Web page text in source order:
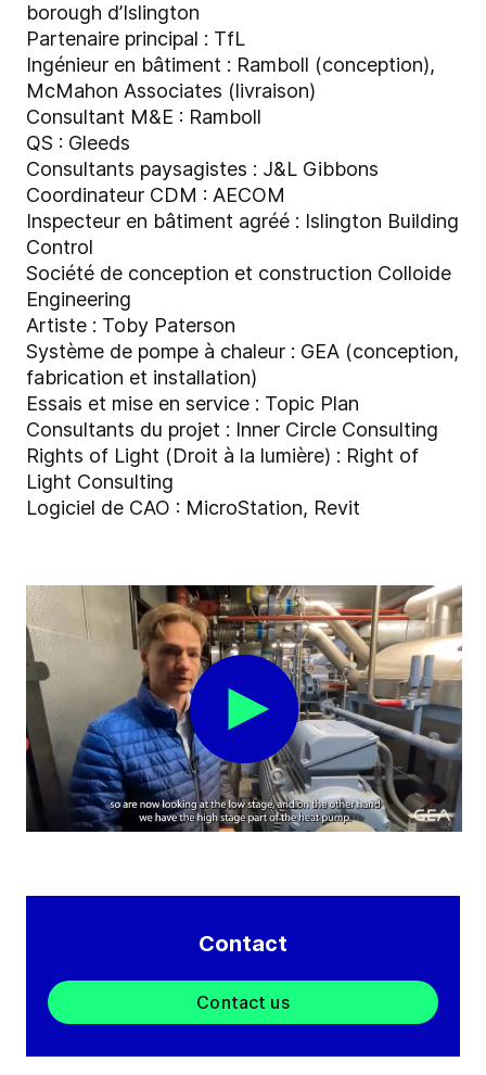
borough d’Islington
Partenaire principal : TfL
Ingénieur en bâtiment : Ramboll (conception),
McMahon Associates (livraison)
Consultant M&E : Ramboll
QS : Gleeds
Consultants paysagistes : J&L Gibbons
Coordinateur CDM : AECOM
Inspecteur en bâtiment agréé : Islington Building
Control
Société de conception et construction Colloide
Engineering
Artiste : Toby Paterson
Système de pompe à chaleur : GEA (conception,
fabrication et installation)
Essais et mise en service : Topic Plan
Consultants du projet : Inner Circle Consulting
Rights of Light (Droit à la lumière) : Right of
Light Consulting
Logiciel de CAO : MicroStation, Revit
Contact
Contact us